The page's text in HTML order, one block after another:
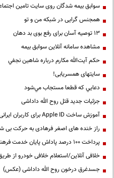
سوابق بیمه شدگان روی سایت تامین
همجنس گرایی در شبکه من و تو
13 توصیه آسان برای رفع بوی بد دهان
مشاهده سامانه آنلاين سوابق بیمه
حكم آيت‌الله مكارم درباره شاهين نجفي
سایتهای همسریابی!
دعايي كه قطعا مستجاب مي‌شود
جزئیات جدید قتل روح الله داداشی
آموزش ساخت Apple ID برای کاربران ایرانی
راز خنده های اصغر فرهادی به حرکت بی
پرداخت ۱۰۰ درصد پاداش پایان خدمت فرهنگیان
خلافی آنلاین/استعلام خلافی خودرو از
جسدغرق درخون روح الله داداشی (عکس)